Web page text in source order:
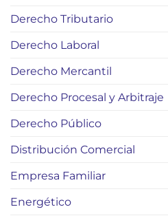
Derecho Tributario
Derecho Laboral
Derecho Mercantil
Derecho Procesal y Arbitraje
Derecho Público
Distribución Comercial
Empresa Familiar
Energético